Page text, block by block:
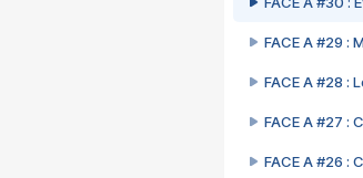
FACE A #29 :
FACE A #28 :
FACE A #27 :
FACE A #26 :